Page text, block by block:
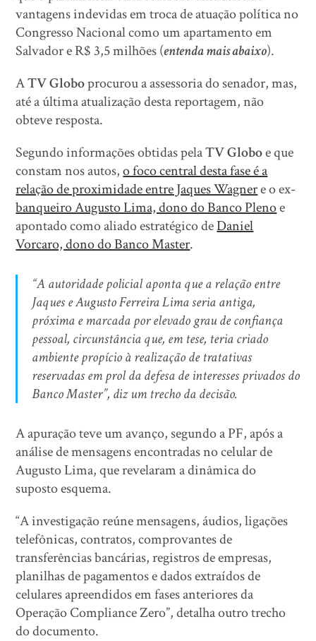
vantagens indevidas em troca de atuação política no
Congresso Nacional como um apartamento em
Salvador e R$ 3,5 milhões (entenda mais abaixo).
ATV Globoprocurou a assessoria do senador, mas,
até a última atualização desta reportagem, não
obteve resposta.
Segundo informações obtidas pelaTV Globoe que
constam nos autos,o foco central desta fase é a
relação de proximidade entre Jaques Wagnere o ex-
banqueiro Augusto Lima, dono do Banco Plenoe
apontado como aliado estratégico deDaniel
Vorcaro, dono do Banco Master.
“A autoridade policial aponta que a relação entre
Jaques e Augusto Ferreira Lima seria antiga,
próxima e marcada por elevado grau de confiança
pessoal, circunstância que, em tese, teria criado
ambiente propício à realização de tratativas
reservadas em prol da defesa de interesses privados do
Banco Master”, diz um trecho da decisão.
A apuração teve um avanço, segundo a PF, após a
análise de mensagens encontradas no celular de
Augusto Lima, que revelaram a dinâmica do
suposto esquema.
“A investigação reúne mensagens, áudios, ligações
telefônicas, contratos, comprovantes de
transferências bancárias, registros de empresas,
planilhas de pagamentos e dados extraídos de
celulares apreendidos em fases anteriores da
Operação Compliance Zero”, detalha outro trecho
do documento.